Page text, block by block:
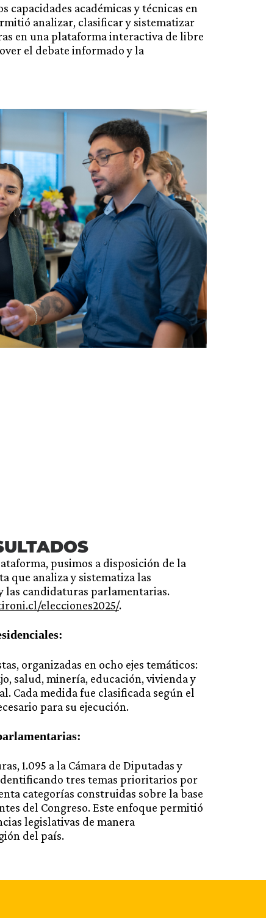
capacidades académicas y técnicas en
analizar, clasificar y sistematizar
en una plataforma interactiva de libre
el debate informado y la
pusimos a disposición de la
que analiza y sistematiza las
las candidaturas parlamentarias.
elecciones2025/.
organizadas en ocho ejes temáticos:
salud, minería, educación, vivienda y
Cada medida fue clasificada según el
para su ejecución.
1.095 a la Cámara de Diputadas y
tres temas prioritarios por
categorías construidas sobre la base
del Congreso. Este enfoque permitió
legislativas de manera
del país.